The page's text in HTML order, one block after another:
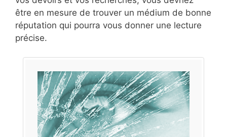
être en mesure de trouver un médium de bonne
réputation qui pourra vous donner une lecture
précise.